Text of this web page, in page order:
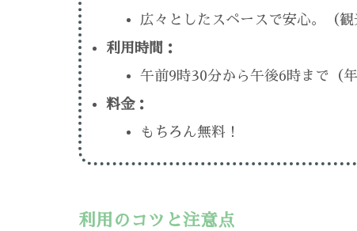
広々としたスペースで安心。（
利用時間：
午前9時30分から午後6時まで（
料金：
もちろん無料！
利用のコツと注意点